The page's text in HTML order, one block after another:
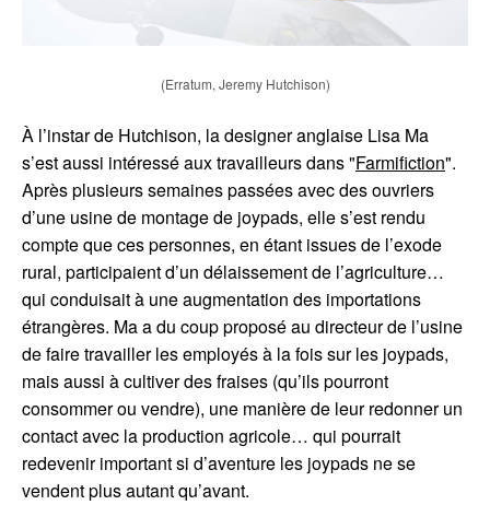
(Erratum, Jeremy Hutchison)
À l’instar de Hutchison, la designer anglaise Lisa Ma
s’est aussi intéressé aux travailleurs dans "Farmifiction".
Après plusieurs semaines passées avec des ouvriers
d’une usine de montage de joypads, elle s’est rendu
compte que ces personnes, en étant issues de l’exode
rural, participaient d’un délaissement de l’agriculture…
qui conduisait à une augmentation des importations
étrangères. Ma a du coup proposé au directeur de l’usine
de faire travailler les employés à la fois sur les joypads,
mais aussi à cultiver des fraises (qu’ils pourront
consommer ou vendre), une manière de leur redonner un
contact avec la production agricole… qui pourrait
redevenir important si d’aventure les joypads ne se
vendent plus autant qu’avant.